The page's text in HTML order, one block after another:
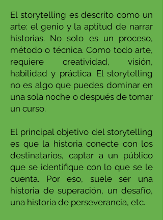
El storytelling es descrito como un
arte: el genio y la aptitud de narrar
historias. No solo es un proceso,
método o técnica. Como todo arte,
requiere creatividad, visión,
habilidad y práctica. El storytelling
no es algo que puedes dominar en
una sola noche o después de tomar
un curso.
El principal objetivo del storytelling
es que la historia conecte con los
destinatarios, captar a un público
que se identifique con lo que se le
cuenta. Por eso, suele ser una
historia de superación, un desafío,
una historia de perseverancia, etc.